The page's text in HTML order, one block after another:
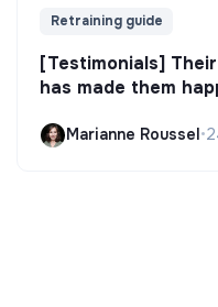
Retraining guide
[Testimonials]
has made them
Marianne Roussel•